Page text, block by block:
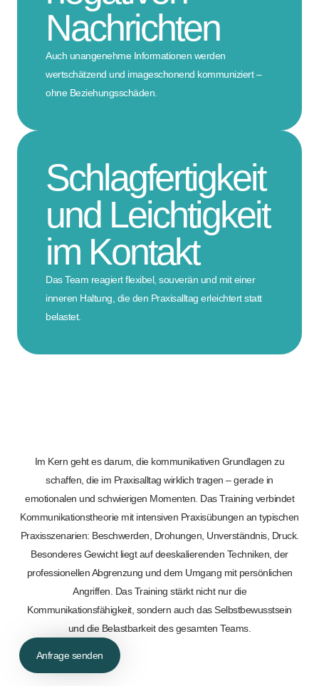
Nachrichten
Auch unangenehme Informationen werden
wertschätzend und imageschonend kommuniziert –
ohne Beziehungsschäden.
Schlagfertigkeit
und Leichtigkeit
im Kontakt
Das Team reagiert flexibel, souverän und mit einer
inneren Haltung, die den Praxisalltag erleichtert statt
belastet.
Im Kern geht es darum, die kommunikativen Grundlagen zu
schaffen, die im Praxisalltag wirklich tragen – gerade in
emotionalen und schwierigen Momenten. Das Training verbindet
Kommunikationstheorie mit intensiven Praxisübungen an typischen
Praxisszenarien: Beschwerden, Drohungen, Unverständnis, Druck.
Besonderes Gewicht liegt auf deeskalierenden Techniken, der
professionellen Abgrenzung und dem Umgang mit persönlichen
Angriffen. Das Training stärkt nicht nur die
Kommunikationsfähigkeit, sondern auch das Selbstbewusstsein
und die Belastbarkeit des gesamten Teams.
Anfrage senden